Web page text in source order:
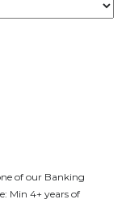
of our Banking
Min 4+ years of